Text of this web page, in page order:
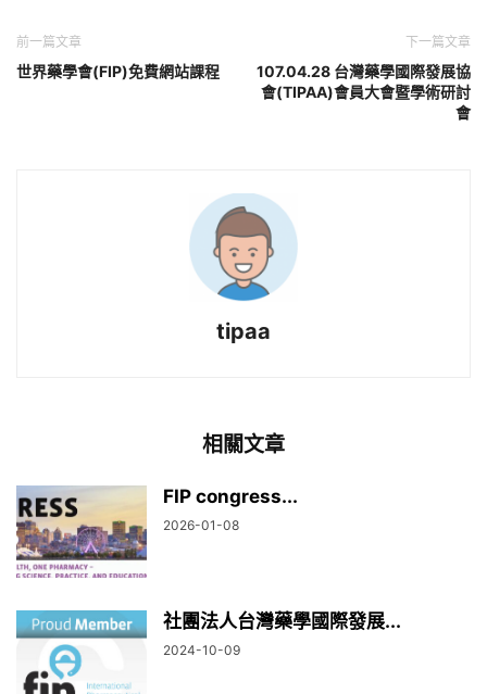
前一篇文章
世界藥學會(FIP)免費網站課程
下一篇文章
107.04.28 台灣藥學國際發展協
會(TIPAA)會員大會暨學術研討
會
tipaa
相關文章
FIP congress...
2026-01-08
社團法人台灣藥學國際發展...
2024-10-09